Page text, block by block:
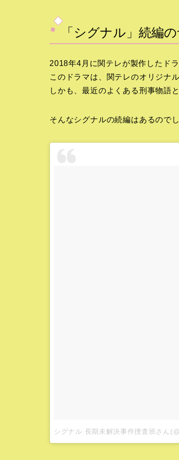
「シグナル」続編
2018年4月に関テレが製作したド
このドラマは、関テレのオリジナ
しかも、最近のよくある刑事物語
そんなシグナルの続編はあるので
シグナル 長期未解決事件捜査班さん